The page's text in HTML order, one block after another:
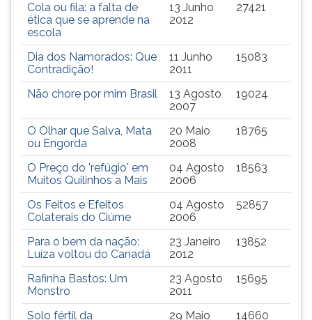
continuar
pressione
(primeira
tecla
Para
menu
principal
pressione
tecla
depois
Cola ou fila: a falta de
ética que se aprende na
escola
13 Junho
2012
27421
Dia dos Namorados: Que
Contradição!
11 Junho
2011
15083
Não chore por mim Brasil
13 Agosto
2007
19024
O Olhar que Salva, Mata
ou Engorda
20 Maio
2008
18765
O Preço do 'refúgio' em
Muitos Quilinhos a Mais
04 Agosto
2006
18563
Os Feitos e Efeitos
Colaterais do Ciúme
04 Agosto
2006
52857
Para o bem da nação:
Luíza voltou do Canadá
23 Janeiro
2012
13852
Rafinha Bastos: Um
Monstro
23 Agosto
2011
15695
Solo fértil da
29 Maio
14660